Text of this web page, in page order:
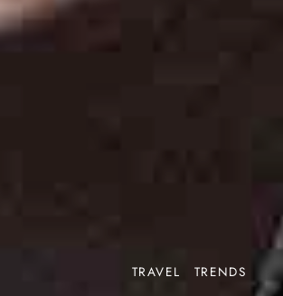
TRAVEL TRENDS